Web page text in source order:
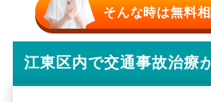
そんな時は無料
江東区内で交通事故治療